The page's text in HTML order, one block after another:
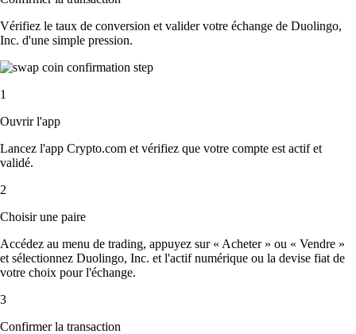
Vérifiez le taux de conversion et valider votre échange de Duolingo,
Inc. d'une simple pression.
1
Ouvrir l'app
Lancez l'app Crypto.com et vérifiez que votre compte est actif et
validé.
2
Choisir une paire
Accédez au menu de trading, appuyez sur « Acheter » ou « Vendre »
et sélectionnez Duolingo, Inc. et l'actif numérique ou la devise fiat de
votre choix pour l'échange.
3
Confirmer la transaction